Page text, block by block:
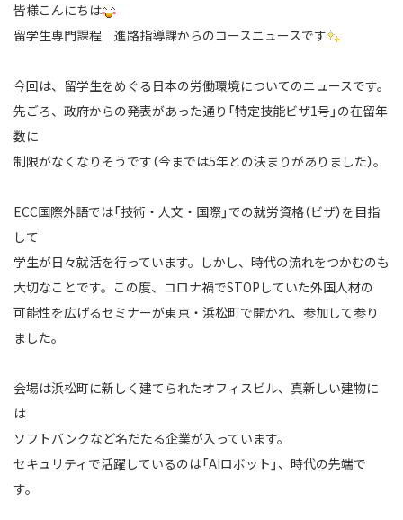
皆様こんにちは
留学生専門課程 進路指導課からのコースニュースです
今回は、留学生をめぐる日本の労働環境についてのニュースです。
先ごろ、政府からの発表があった通り「特定技能ビザ1号」の在留年
数に
制限がなくなりそうです（今までは5年との決まりがありました）。
ECC国際外語では「技術・人文・国際」での就労資格（ビザ）を目指
して
学生が日々就活を行っています。しかし、時代の流れをつかむのも
大切なことです。この度、コロナ禍でSTOPしていた外国人材の
可能性を広げるセミナーが東京・浜松町で開かれ、参加して参り
ました。
会場は浜松町に新しく建てられたオフィスビル、真新しい建物に
は
ソフトバンクなど名だたる企業が入っています。
セキュリティで活躍しているのは「AIロボット」、時代の先端で
す。